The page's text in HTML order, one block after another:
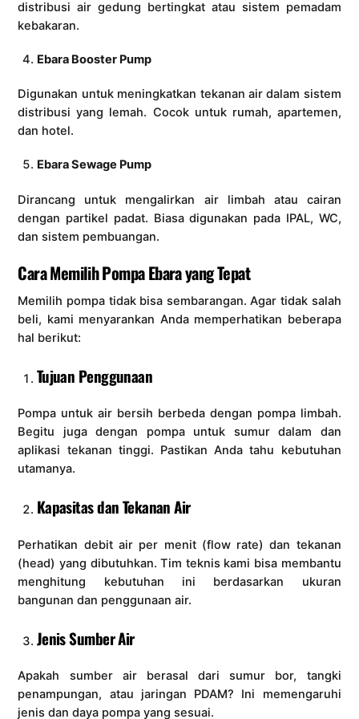
distribusi air gedung bertingkat atau sistem pemadam
kebakaran.
Ebara Booster Pump
Digunakan untuk meningkatkan tekanan air dalam sistem
distribusi yang lemah. Cocok untuk rumah, apartemen,
dan hotel.
Ebara Sewage Pump
Dirancang untuk mengalirkan air limbah atau cairan
dengan partikel padat. Biasa digunakan pada IPAL, WC,
dan sistem pembuangan.
Cara Memilih Pompa Ebara yang Tepat
Memilih pompa tidak bisa sembarangan. Agar tidak salah
beli, kami menyarankan Anda memperhatikan beberapa
hal berikut:
Tujuan Penggunaan
Pompa untuk air bersih berbeda dengan pompa limbah.
Begitu juga dengan pompa untuk sumur dalam dan
aplikasi tekanan tinggi. Pastikan Anda tahu kebutuhan
utamanya.
Kapasitas dan Tekanan Air
Perhatikan debit air per menit (flow rate) dan tekanan
(head) yang dibutuhkan. Tim teknis kami bisa membantu
menghitung kebutuhan ini berdasarkan ukuran
bangunan dan penggunaan air.
Jenis Sumber Air
Apakah sumber air berasal dari sumur bor, tangki
penampungan, atau jaringan PDAM? Ini memengaruhi
jenis dan daya pompa yang sesuai.